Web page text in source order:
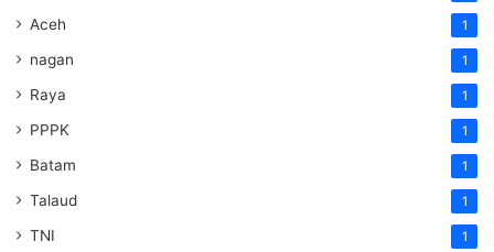
Aceh 1
nagan 1
Raya 1
PPPK 1
Batam 1
Talaud 1
TNI 1